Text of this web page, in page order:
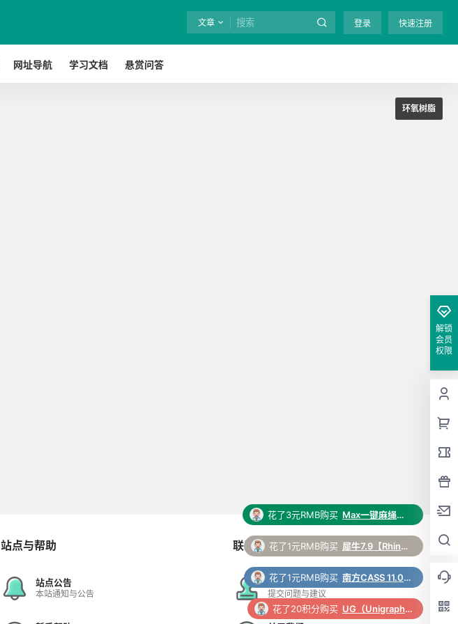
文章 登录 快速注册
网址导航 学习文档 悬赏问答
环氧树脂
解锁
会员
权限
站点与帮助
站点公告
本站通知与公告
联系与合作
在线工单
提交问题与建议
花了3元RMB购买 Max一键麻绳脚本插件
花了1元RMB购买 犀牛7.9【Rhino7.9破解版】中文破解版下载和安装教程
花了1元RMB购买 南方CASS 11.0 软件安装包下载和安装教程
花了20积分购买 UG（Unigraphics NX）12.0 安装包下载及安装教程